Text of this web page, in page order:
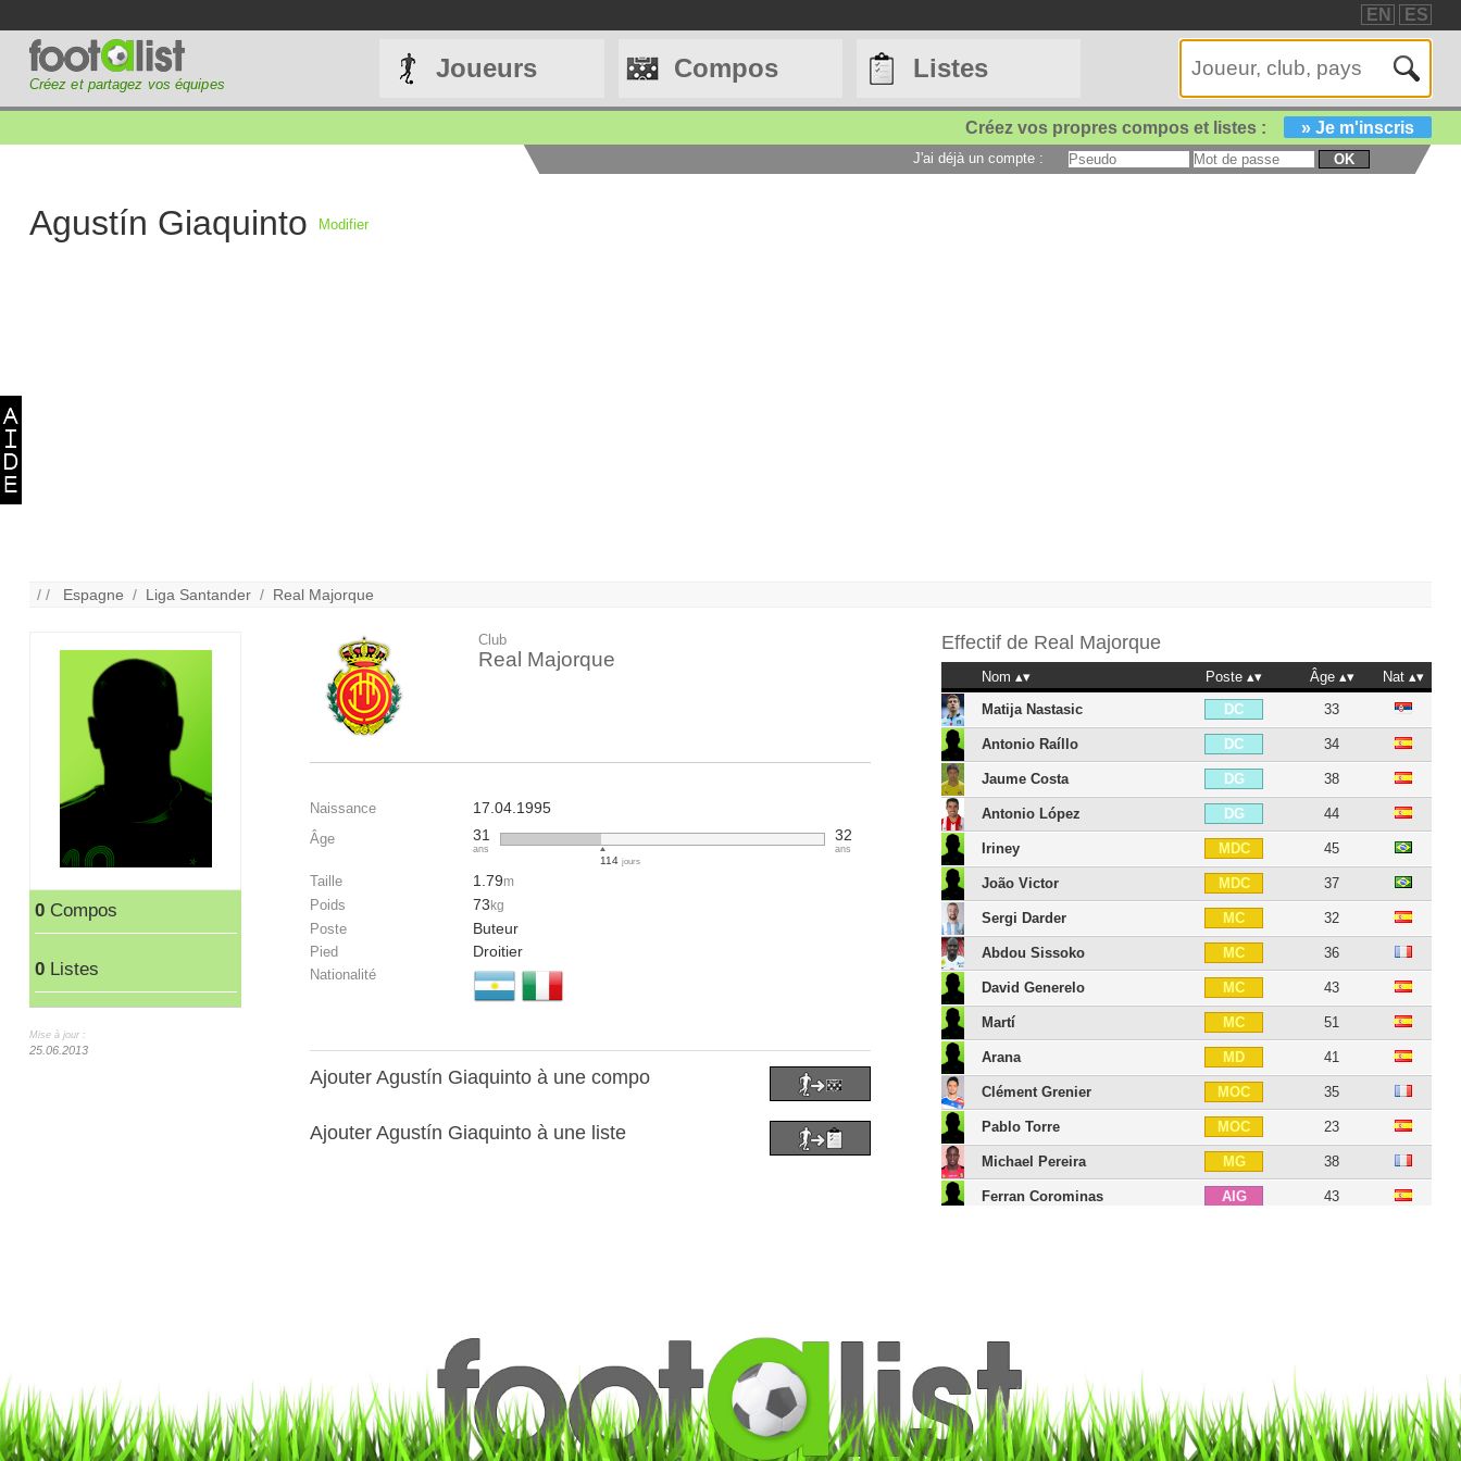
EN ES
Créez et partagez vos équipes
Joueurs Compos Listes
Créez vos propres compos et listes : » Je m'inscris
J'ai déjà un compte : OK
Agustín Giaquinto Modifier
/ / Espagne / Liga Santander / Real Majorque
0Compos
0Listes
Mise à jour :
25.06.2013
Club
Real Majorque
Naissance 17.04.1995
Âge 31
ans
114 jours
32
ans
Taille 1.79m
Poids 73 kg
Poste Buteur
Pied Droitier
Nationalité
Ajouter Agustín Giaquinto à une compo
Ajouter Agustín Giaquinto à une liste
Effectif de Real Majorque
Nom Poste Âge
Nat
Matija Nastasic
DC 33
Antonio Raíllo DC 34
Jaume Costa DG 38
Antonio López DG 44
Iriney MDC 45
João Victor MDC 37
Sergi Darder MC 32
Abdou Sissoko MC 36
David Generelo MC 43
Martí MC 51
Arana MD 41
Clément Grenier MOC 35
Pablo Torre MOC 23
Michael Pereira MG 38
Ferran Corominas AIG 43